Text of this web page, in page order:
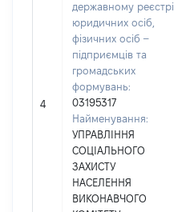
4
державному реєстрі
юридичних осіб,
фізичних осіб –
підприємців та
громадських
формувань:
03195317
Найменування:
УПРАВЛІННЯ
СОЦІАЛЬНОГО
ЗАХИСТУ
НАСЕЛЕННЯ
ВИКОНАВЧОГО